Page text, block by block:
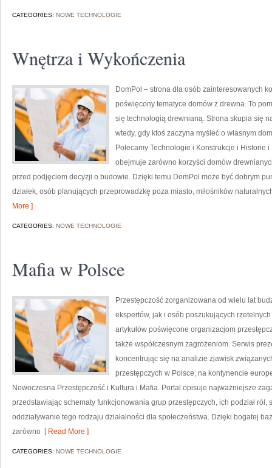
CATEGORIES: NOWE TECHNOLOGIE
Wnętrza i Wykończenia
DomPol – strona dla osób zainteresowanych
poświęcony tematyce domów z drewna. To
się technologią drewnianą. Strona skupia się
wtedy, gdy ktoś zaczyna myśleć o własnym
Polecamy Technologie i Konstrukcje i Historie
obejmuje zarówno korzyści domów
przed podjęciem decyzji o budowie. Dzięki temu DomPol może być dobrym
działek, osób planujących przeprowadzkę poza miasto, miłośników
More ]
CATEGORIES: NOWE TECHNOLOGIE
Mafia w Polsce
Przestępczość zorganizowana od wielu lat
ekspertów, jak i osób poszukujących
artykułów poświęcone organizacjom
także współczesnym zagrożeniom. Serwis
koncentrując się na analizie zjawisk
przestępczych w Polsce, na kontynencie
Nowoczesna Przestępczość i Kultura i Mafia. Portal opisuje najważniejsze
przedstawiając schematy funkcjonowania grup przestępczych, ich podział ról,
oddziaływanie tego rodzaju działalności dla społeczeństwa. Dzięki bogatej
zarówno [ Read More ]
CATEGORIES: NOWE TECHNOLOGIE